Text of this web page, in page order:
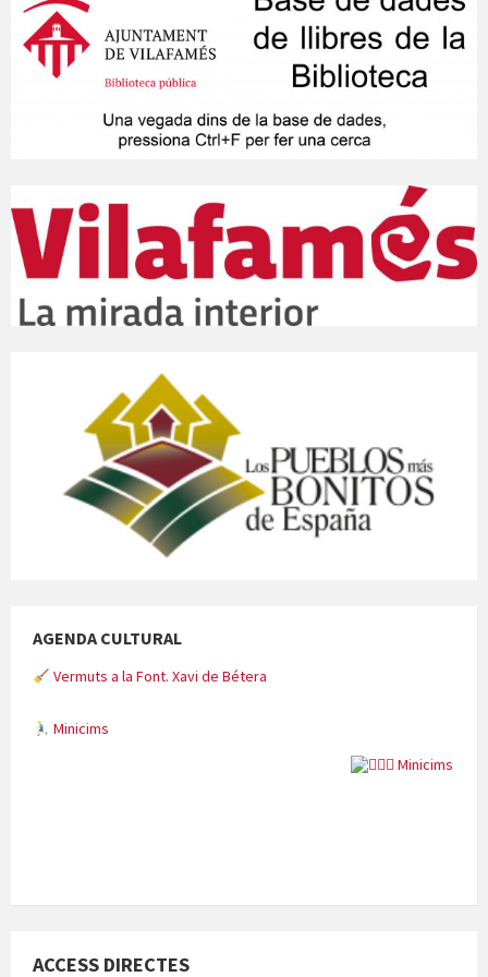
AGENDA CULTURAL
Vermuts a la Font. Xavi de Bétera
Minicims
Quintà Culroja
ACCESS DIRECTES